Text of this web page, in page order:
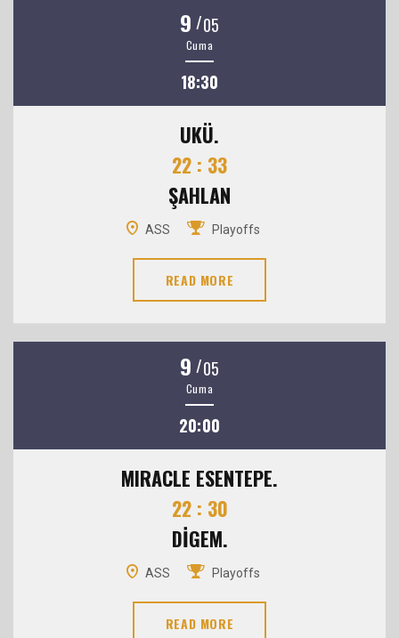
9 /05
Cuma
18:30
UKÜ.
22 : 33
ŞAHLAN
ASS Playoffs
READ MORE
9 /05
Cuma
20:00
MIRACLE ESENTEPE.
22 : 30
DİGEM.
ASS Playoffs
READ MORE